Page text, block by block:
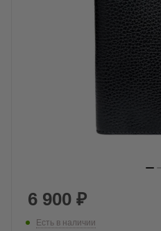
6 900 ₽
Есть в наличии